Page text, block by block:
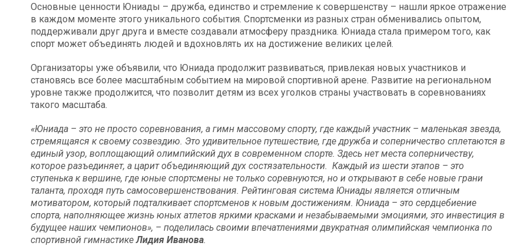
Основные ценности Юниады – дружба, единство и стремление к совершенству – нашли яркое отражение
в каждом моменте этого уникального события. Спортсменки из разных стран обменивались опытом,
поддерживали друг друга и вместе создавали атмосферу праздника. Юниада стала примером того, как
спорт может объединять людей и вдохновлять их на достижение великих целей.
Организаторы уже объявили, что Юниада продолжит развиваться, привлекая новых участников и
становясь все более масштабным событием на мировой спортивной арене. Развитие на региональном
уровне также продолжится, что позволит детям из всех уголков страны участвовать в соревнованиях
такого масштаба.
«Юниада – это не просто соревнования, а гимн массовому спорту, где каждый участник – маленькая звезда,
стремящаяся к своему созвездию. Это удивительное путешествие, где дружба и соперничество сплетаются в
единый узор, воплощающий олимпийский дух в современном спорте. Здесь нет места соперничеству,
которое разъединяет, а царит объединяющий дух состязательности. Каждый из шести этапов – это
ступенька к вершине, где юные спортсмены не только соревнуются, но и открывают в себе новые грани
таланта, проходя путь самосовершенствования. Рейтинговая система Юниады является отличным
мотиватором, который подталкивает спортсменов к новым достижениям. Юниада – это сердцебиение
спорта, наполняющее жизнь юных атлетов яркими красками и незабываемыми эмоциями, это инвестиция в
будущее наших чемпионов», – поделилась своими впечатлениями двукратная олимпийская чемпионка по
спортивной гимнастикеЛидия Иванова.